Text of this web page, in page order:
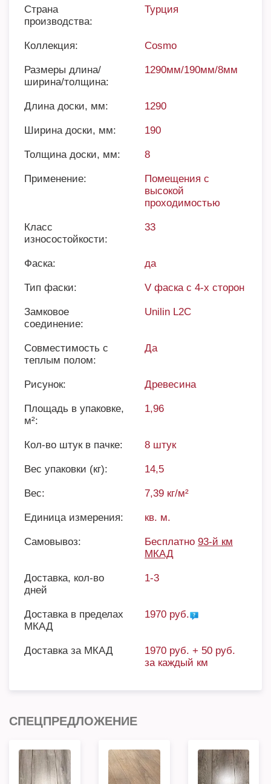
Страна
производства:
Турция
Коллекция: Cosmo
Размеры длина/
ширина/толщина:
1290мм/190мм/8мм
Длина доски, мм: 1290
Ширина доски, мм: 190
Толщина доски, мм: 8
Применение:
Помещения с
высокой
проходимостью
Класс
износостойкости:
33
Фаска: да
Тип фаски: V фаска с 4-х сторон
Замковое
соединение:
Unilin L2C
Совместимость с
теплым полом:
Да
Рисунок: Древесина
Площадь в упаковке,
м²:
1,96
Кол-во штук в пачке: 8 штук
Вес упаковки (кг): 14,5
Вес: 7,39 кг/м²
Единица измерения: кв. м.
Самовывоз: Бесплатно 93-й км
МКАД
Доставка, кол-во
дней
1-3
Доставка в пределах
МКАД
1970 руб.
Доставка за МКАД
1970 руб. + 50 руб.
за каждый км
СПЕЦПРЕДЛОЖЕНИЕ